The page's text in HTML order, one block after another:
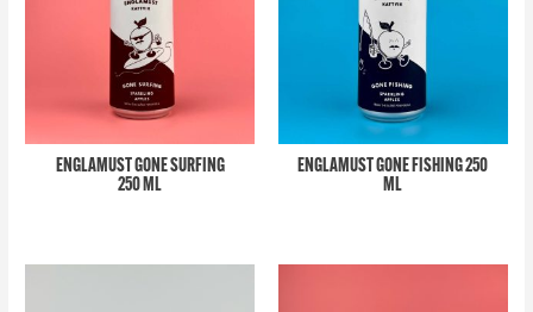
ENGLAMUST GONE SURFING
250 ML
ENGLAMUST GONE FISHING 250
ML